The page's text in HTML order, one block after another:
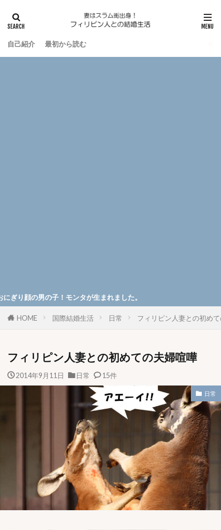
自己紹介 最初から読む
子！モンタが生まれました。
HOME 国際結婚生活 日常 フィリピン人妻との初め
フィリピン人妻との初めての夫婦喧嘩
2014年9月11日 日常 15件
日常